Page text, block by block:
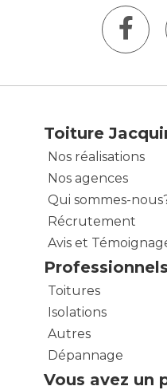
Toiture
Nos réalisations
Nos agences
Qui sommes-
Récrutement
Avis et
Professionnels
Toitures
Isolations
Autres
Dépannage
Vous avez un